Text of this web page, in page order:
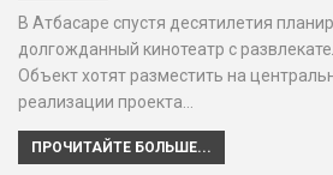
В Атбасаре спустя десятилетия
долгожданный кинотеатр с
Объект хотят разместить на
реализации проекта…
ПРОЧИТАЙТЕ БОЛЬШЕ...